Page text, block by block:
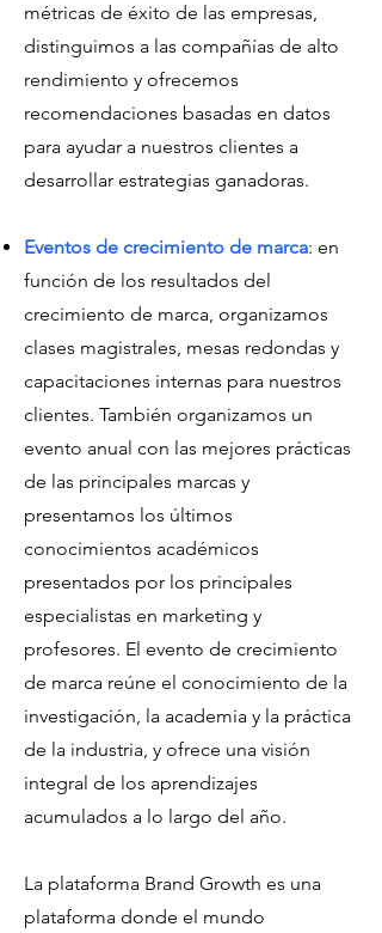
métricas de éxito de las empresas,
distinguimos a las compañías de alto
rendimiento y ofrecemos
recomendaciones basadas en datos
para ayudar a nuestros clientes a
desarrollar estrategias ganadoras.
Eventos de crecimiento de marca: en
función de los resultados del
crecimiento de marca, organizamos
clases magistrales, mesas redondas y
capacitaciones internas para nuestros
clientes. También organizamos un
evento anual con las mejores prácticas
de las principales marcas y
presentamos los últimos
conocimientos académicos
presentados por los principales
especialistas en marketing y
profesores. El evento de crecimiento
de marca reúne el conocimiento de la
investigación, la academia y la práctica
de la industria, y ofrece una visión
integral de los aprendizajes
acumulados a lo largo del año.
La plataforma Brand Growth es una
plataforma donde el mundo